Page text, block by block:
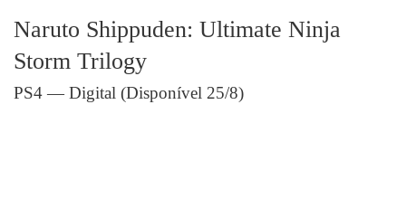
Naruto Shippuden: Ultimate Ninja
Storm Trilogy
PS4 — Digital (Disponível 25/8)